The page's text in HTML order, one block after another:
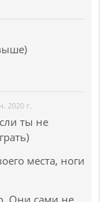
2020 г.
ты не
места, ноги
Они сами не